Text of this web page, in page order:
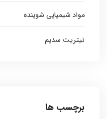
مواد شیمیایی شوینده
نیتریت سدیم
برچسب ها